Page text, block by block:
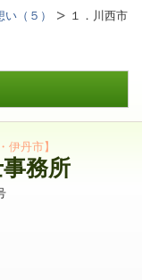
（５）
１．川西市
伊丹市】
務所